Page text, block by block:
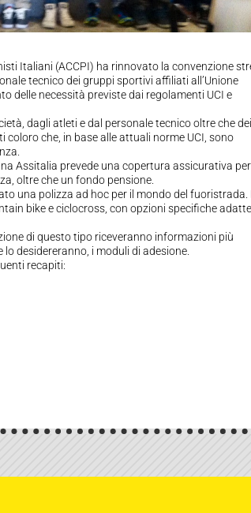
Italiani (ACCPI) ha rinnovato la convenzione
tecnico dei gruppi sportivi affiliati all’Unione
delle necessità previste dai regolamenti UCI e
dagli atleti e dal personale tecnico oltre che dei
che, in base alle attuali norme UCI, sono
Assitalia prevede una copertura assicurativa per
oltre che un fondo pensione.
una polizza ad hoc per il mondo del fuoristrada.
bike e ciclocross, con opzioni specifiche adatte
di questo tipo riceveranno informazioni più
desidereranno, i moduli di adesione.
recapiti: